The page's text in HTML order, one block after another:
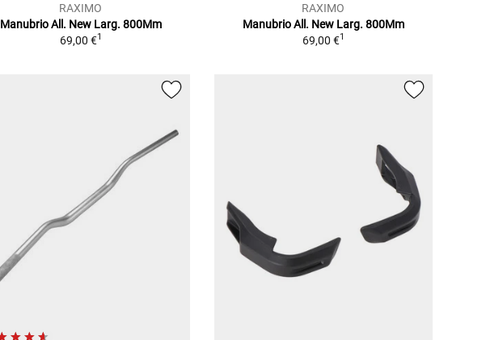
RAXIMO
Manubrio All. New Larg. 800Mm
69,00 €1
RAXIMO
Manubrio All. New Larg. 800Mm
69,00 €1